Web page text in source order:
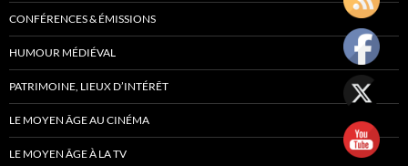
CONFÉRENCES & ÉMISSIONS
HUMOUR MÉDIÉVAL
PATRIMOINE, LIEUX D’INTÉRÊT
LE MOYEN ÂGE AU CINÉMA
LE MOYEN ÂGE À LA TV